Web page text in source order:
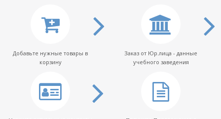
Добавьте нужные товары в
корзину
Заказ от Юр.лица - данные
учебного заведения